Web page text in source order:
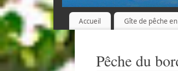
Accueil Gîte de pêche
Pêche du